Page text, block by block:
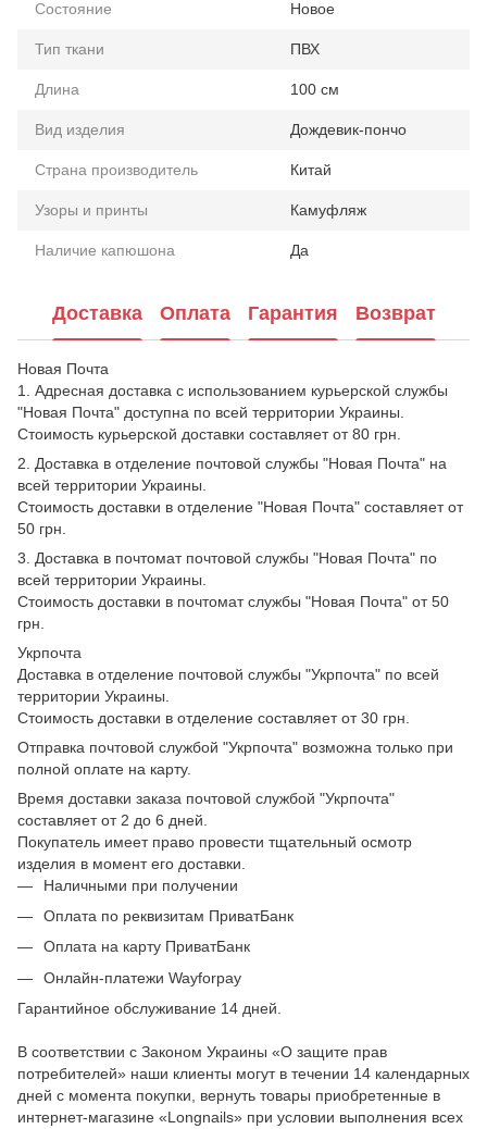
Состояние Новое
Тип ткани ПВХ
Длина 100 см
Вид изделия Дождевик-пончо
Страна производитель Китай
Узоры и принты Камуфляж
Наличие капюшона Да
Доставка Оплата Гарантия Возврат
Новая Почта
1. Адресная доставка с использованием курьерской службы
"Новая Почта" доступна по всей территории Украины.
Стоимость курьерской доставки составляет от 80 грн.
2. Доставка в отделение почтовой службы "Новая Почта" на
всей территории Украины.
Стоимость доставки в отделение "Новая Почта" составляет от
50 грн.
3. Доставка в почтомат почтовой службы "Новая Почта" по
всей территории Украины.
Стоимость доставки в почтомат службы "Новая Почта" от 50
грн.
Укрпочта
Доставка в отделение почтовой службы "Укрпочта" по всей
территории Украины.
Стоимость доставки в отделение составляет от 30 грн.
Отправка почтовой службой "Укрпочта" возможна только при
полной оплате на карту.
Время доставки заказа почтовой службой "Укрпочта"
составляет от 2 до 6 дней.
Покупатель имеет право провести тщательный осмотр
изделия в момент его доставки.
Наличными при получении
Оплата по реквизитам ПриватБанк
Оплата на карту ПриватБанк
Онлайн-платежи Wayforpay
Гарантийное обслуживание 14 дней.
В соответствии с Законом Украины «О защите прав
потребителей» наши клиенты могут в течении 14 календарных
дней с момента покупки, вернуть товары приобретенные в
интернет-магазине «Longnails» при условии выполнения всех